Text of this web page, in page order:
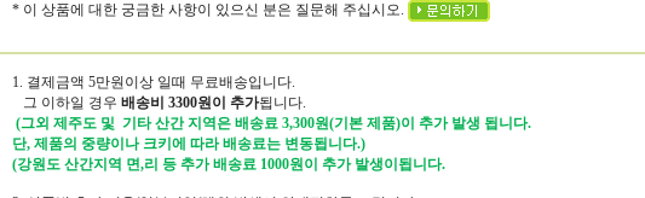
* 이 상품에 대한 궁금한 사항이 있으신 분은 질문해 주십시오.
1. 결제금액 5만원이상 일때 무료배송입니다.
그 이하일 경우 배송비 3300원이 추가됩니다.
(그외 제주도 및 기타 산간 지역은 배송료 3,300원(기본 제품)이 추가 발생 됩니다.
단, 제품의 중량이나 크키에 따라 배송료는 변동됩니다.)
(강원도 산간지역 면,리 등 추가 배송료 1000원이 추가 발생이됩니다.